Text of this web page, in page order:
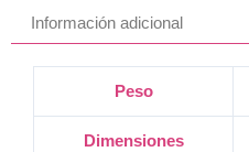
(CB3P05)
Información adicional
Peso
Dimensiones